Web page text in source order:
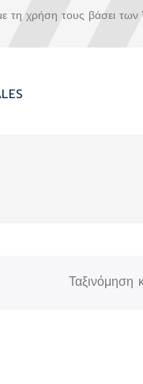
τη χρήση τους βάσει των
Ταξινόμηση